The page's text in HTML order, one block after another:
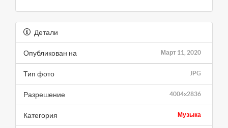
Детали
Март 11, 2020
Опубликован на
JPG
Тип фото
4004x2836
Разрешение
Музыка
Категория